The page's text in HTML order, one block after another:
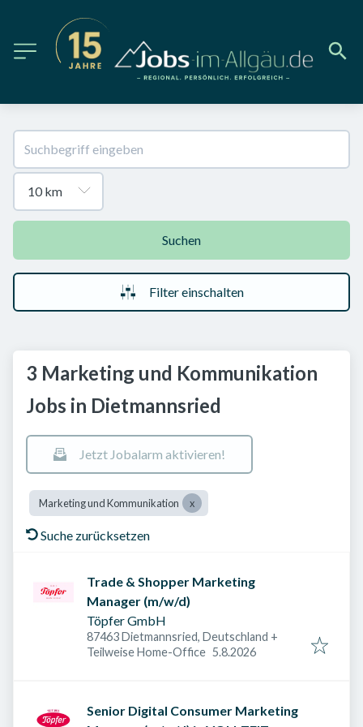
Suchen
Filter einschalten
3 Marketing und Kommunikation
Jobs in Dietmannsried
Jetzt Jobalarm aktivieren!
Marketing und Kommunikation
Suche zurücksetzen
Trade & Shopper Marketing
Manager (m/w/d)
Töpfer GmbH
87463 Dietmannsried, Deutschland +
Teilweise Home-Office Veröffentlicht am
5.8.2026
Senior Digital Consumer Marketing